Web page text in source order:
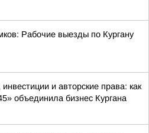
Рабочие выезды по Кургану
инвестиции и авторские права: как
объединила бизнес Кургана